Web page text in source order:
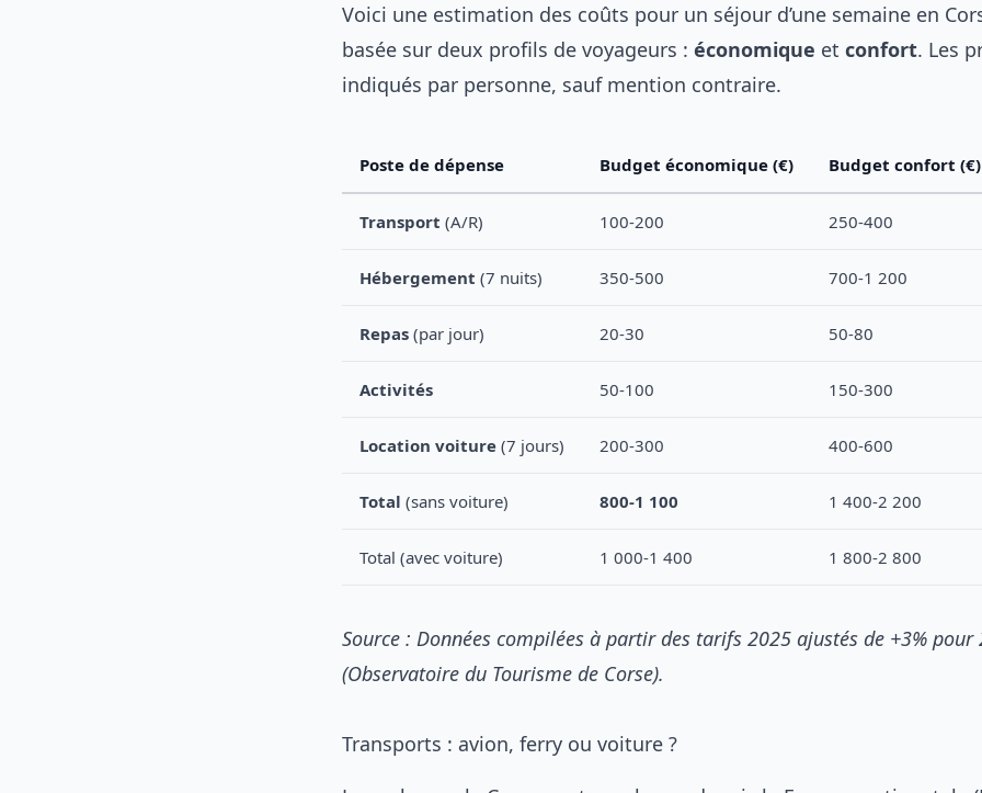
Voici une estimation des coûts pour un séjour d’une semaine en
basée sur deux profils de voyageurs : économique et confort. Les
indiqués par personne, sauf mention contraire.
Poste de dépense Budget économique (€) Budget confort (€)
Transport (A/R) 100-200 250-400
Hébergement (7 nuits) 350-500 700-1 200
Repas (par jour) 20-30 50-80
Activités 50-100 150-300
Location voiture (7 jours) 200-300 400-600
Total (sans voiture) 800-1 100 1 400-2 200
Total (avec voiture) 1 000-1 400 1 800-2 800
Source : Données compilées à partir des tarifs 2025 ajustés de +3% pour
(Observatoire du Tourisme de Corse).
Transports : avion, ferry ou voiture ?